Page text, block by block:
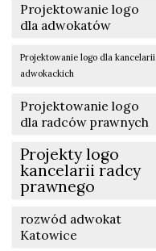
Projektowanie logo
dla adwokatów
Projektowanie logo dla kancelarii
adwokackich
Projektowanie logo
dla radców prawnych
Projekty logo
kancelarii radcy
prawnego
rozwód adwokat
Katowice